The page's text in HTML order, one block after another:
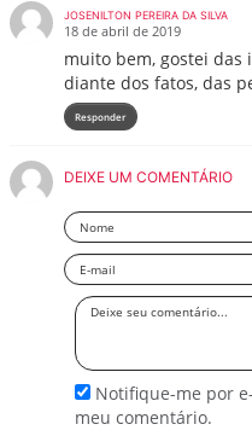
JOSENILTON PEREIRA DA SILVA
18 de abril de 2019
muito bem, gostei das
diante dos fatos, das
Responder
DEIXE UM COMENTÁRIO
Nome
Email
Deixe
Notifique-me por
meu comentário.